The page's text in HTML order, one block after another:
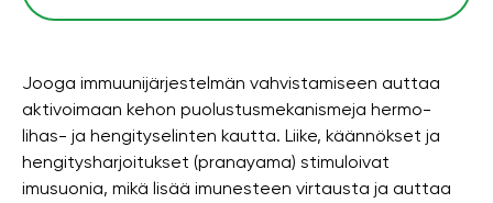
Jooga immuunijärjestelmän vahvistamiseen auttaa
aktivoimaan kehon puolustusmekanismeja hermo-
lihas- ja hengityselinten kautta. Liike, käännökset ja
hengitysharjoitukset (pranayama) stimuloivat
imusuonia, mikä lisää imunesteen virtausta ja auttaa